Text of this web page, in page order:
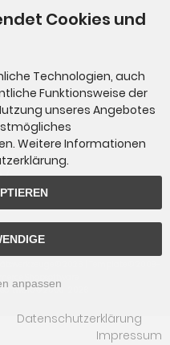
Shopsoftware
© 2009-2026
Cookies und
Technologien, auch
Funktionsweise der
unseres Angebotes
Weitere Informationen
anpassen
Datenschutzerklärung
Impressum